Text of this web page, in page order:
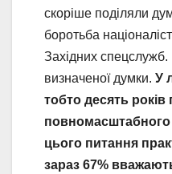
скоріше поділяли
боротьба
Західних
визначеної думки. У
тобто десять років
повномасштабного
цього питання
зараз 67%